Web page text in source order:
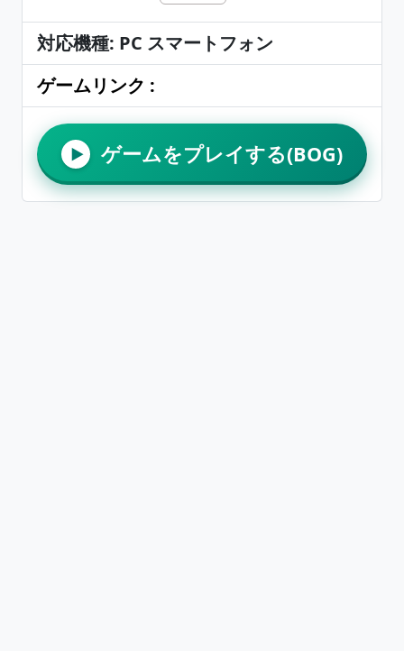
対応機種: PC スマートフォン
ゲームリンク :
▶ ゲームをプレイする(BOG)